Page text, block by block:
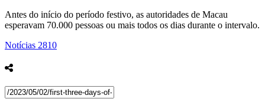
Antes do início do período festivo, as autoridades de Macau
esperavam 70.000 pessoas ou mais todos os dias durante o intervalo.
Notícias 2810